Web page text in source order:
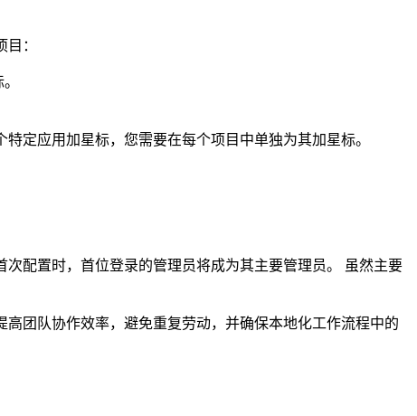
：
定应用加星标，您需要在每个项目中单独为其加星标。
配置时，首位登录的管理员将成为其主要管理员。 虽然主要
团队协作效率，避免重复劳动，并确保本地化工作流程中的